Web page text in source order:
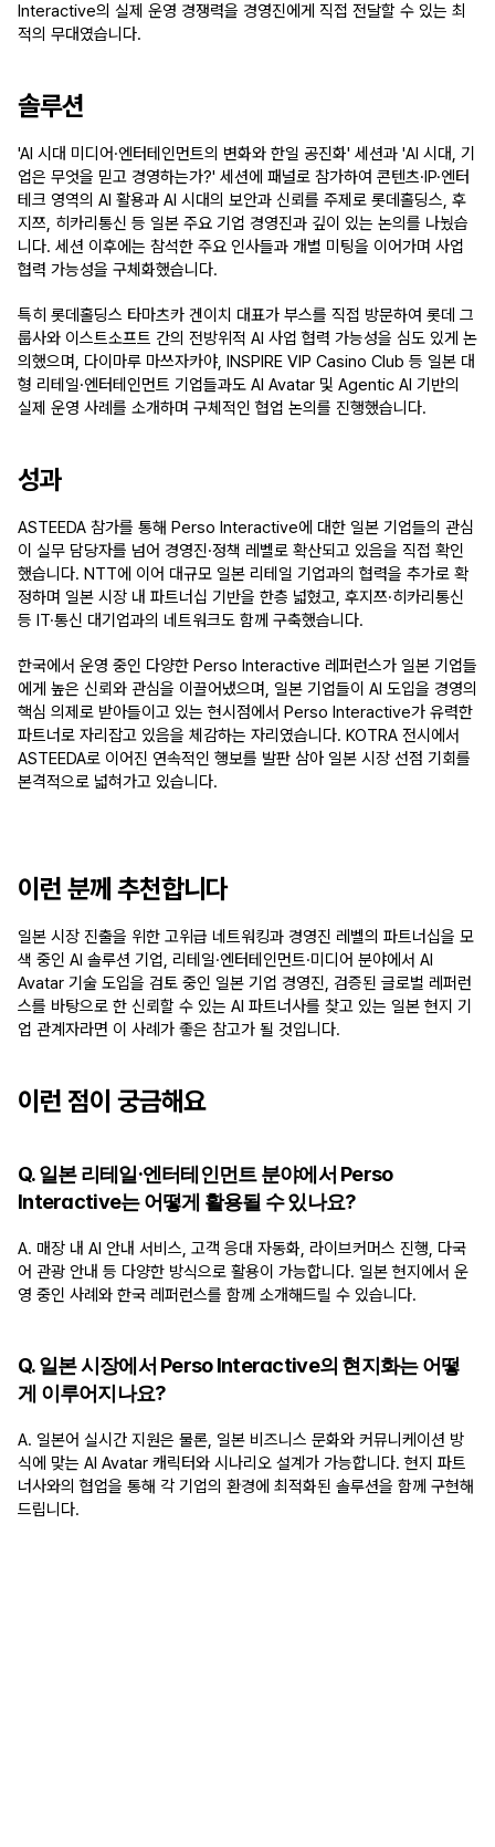
Interactive의 실제 운영 경쟁력을 경영진에게 직접 전달할 수 있는 최
적의 무대였습니다.
솔루션
'AI 시대 미디어·엔터테인먼트의 변화와 한일 공진화' 세션과 'AI 시대, 기
업은 무엇을 믿고 경영하는가?' 세션에 패널로 참가하여 콘텐츠·IP·엔터
테크 영역의 AI 활용과 AI 시대의 보안과 신뢰를 주제로 롯데홀딩스, 후
지쯔, 히카리통신 등 일본 주요 기업 경영진과 깊이 있는 논의를 나눴습
니다. 세션 이후에는 참석한 주요 인사들과 개별 미팅을 이어가며 사업
협력 가능성을 구체화했습니다.
특히 롯데홀딩스 타마츠카 겐이치 대표가 부스를 직접 방문하여 롯데 그
룹사와 이스트소프트 간의 전방위적 AI 사업 협력 가능성을 심도 있게 논
의했으며, 다이마루 마쓰자카야, INSPIRE VIP Casino Club 등 일본 대
형 리테일·엔터테인먼트 기업들과도 AI Avatar 및 Agentic AI 기반의
실제 운영 사례를 소개하며 구체적인 협업 논의를 진행했습니다.
성과
ASTEEDA 참가를 통해 Perso Interactive에 대한 일본 기업들의 관심
이 실무 담당자를 넘어 경영진·정책 레벨로 확산되고 있음을 직접 확인
했습니다. NTT에 이어 대규모 일본 리테일 기업과의 협력을 추가로 확
정하며 일본 시장 내 파트너십 기반을 한층 넓혔고, 후지쯔·히카리통신
등 IT·통신 대기업과의 네트워크도 함께 구축했습니다.
한국에서 운영 중인 다양한 Perso Interactive 레퍼런스가 일본 기업들
에게 높은 신뢰와 관심을 이끌어냈으며, 일본 기업들이 AI 도입을 경영의
핵심 의제로 받아들이고 있는 현시점에서 Perso Interactive가 유력한
파트너로 자리잡고 있음을 체감하는 자리였습니다. KOTRA 전시에서
ASTEEDA로 이어진 연속적인 행보를 발판 삼아 일본 시장 선점 기회를
본격적으로 넓혀가고 있습니다.
이런 분께 추천합니다
일본 시장 진출을 위한 고위급 네트워킹과 경영진 레벨의 파트너십을 모
색 중인 AI 솔루션 기업, 리테일·엔터테인먼트·미디어 분야에서 AI
Avatar 기술 도입을 검토 중인 일본 기업 경영진, 검증된 글로벌 레퍼런
스를 바탕으로 한 신뢰할 수 있는 AI 파트너사를 찾고 있는 일본 현지 기
업 관계자라면 이 사례가 좋은 참고가 될 것입니다.
이런 점이 궁금해요
Q. 일본 리테일·엔터테인먼트 분야에서 Perso
Interactive는 어떻게 활용될 수 있나요?
A. 매장 내 AI 안내 서비스, 고객 응대 자동화, 라이브커머스 진행, 다국
어 관광 안내 등 다양한 방식으로 활용이 가능합니다. 일본 현지에서 운
영 중인 사례와 한국 레퍼런스를 함께 소개해드릴 수 있습니다.
Q. 일본 시장에서 Perso Interactive의 현지화는 어떻
게 이루어지나요?
A. 일본어 실시간 지원은 물론, 일본 비즈니스 문화와 커뮤니케이션 방
식에 맞는 AI Avatar 캐릭터와 시나리오 설계가 가능합니다. 현지 파트
너사와의 협업을 통해 각 기업의 환경에 최적화된 솔루션을 함께 구현해
드립니다.